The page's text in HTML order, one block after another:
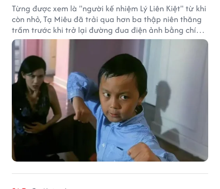
Từng được xem là "người kế nhiệm Lý Liên Kiệt" từ khi
còn nhỏ, Tạ Miêu đã trải qua hơn ba thập niên thăng
trầm trước khi trở lại đường đua điện ảnh bằng chính
sở trường võ thuật.